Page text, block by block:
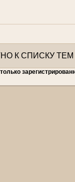
К СПИСКУ ТЕМ